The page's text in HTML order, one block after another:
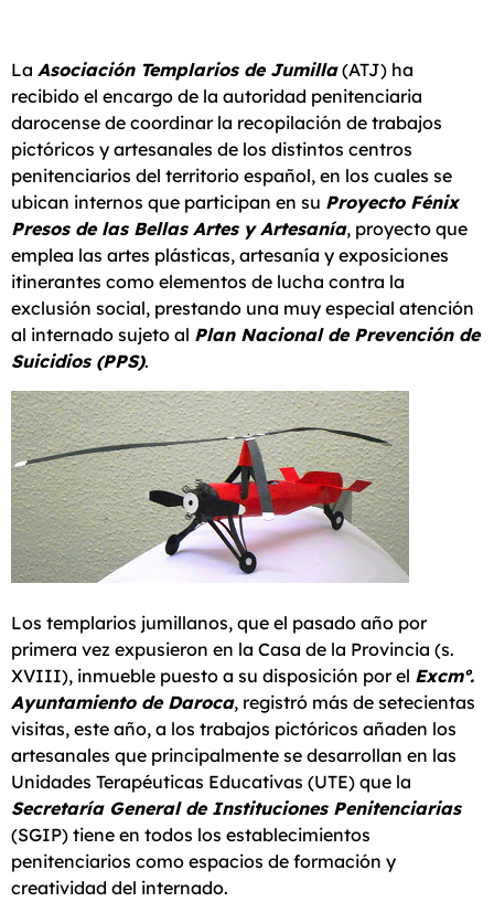
La Asociación Templarios de Jumilla(ATJ) ha
recibido el encargo de la autoridad penitenciaria
darocense de coordinar la recopilación de trabajos
pictóricos y artesanales de los distintos centros
penitenciarios del territorio español, en los cuales se
ubican internos que participan en su Proyecto Fénix
Presos de las Bellas Artes y Artesanía, proyecto que
emplea las artes plásticas, artesanía y exposiciones
itinerantes como elementos de lucha contra la
exclusión social, prestando una muy especial atención
al internado sujeto al Plan Nacional de Prevención de
Suicidios (PPS).
Los templarios jumillanos, que el pasado año por
primera vez expusieron en la Casa de la Provincia (s.
XVIII), inmueble puesto a su disposición por el Excmº.
Ayuntamiento de Daroca, registró más de setecientas
visitas, este año, a los trabajos pictóricos añaden los
artesanales que principalmente se desarrollan en las
Unidades Terapéuticas Educativas (UTE) que la
Secretaría General de Instituciones Penitenciarias
(SGIP) tiene en todos los establecimientos
penitenciarios como espacios de formación y
creatividad del internado.